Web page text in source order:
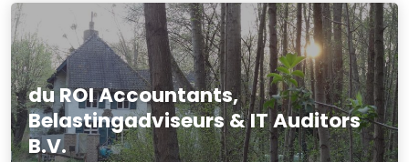
du ROI Accountants,
Belastingadviseurs & IT Auditors
B.V.